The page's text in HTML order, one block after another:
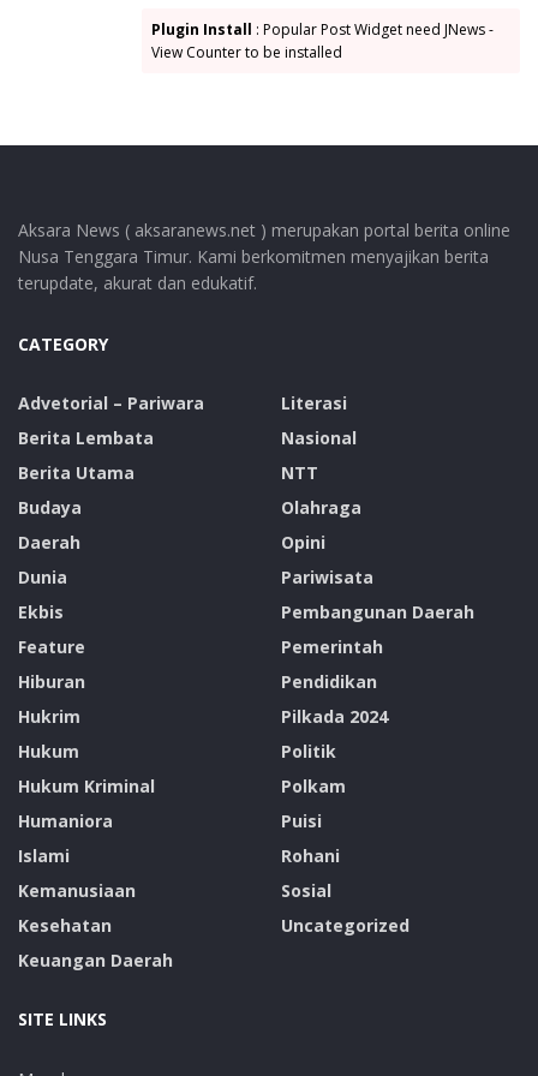
memastikan bahwa prinsip kehati – hatian harus
“Pendtribusian logistik akan dilakukan H-3 untuk
Selain itu, Putra Desa Kalikur Kecamatan Buyasuri
Kabupaten Lembata ini juga menyambangi
Pemilihan Umum (Panwaslu) Kecamataan Nagawutung
Plugin Install : Popular Post Widget need JNews -
View Counter to be installed
Aksara News ( aksaranews.net ) merupakan portal berita online
Nusa Tenggara Timur. Kami berkomitmen menyajikan berita
terupdate, akurat dan edukatif.
CATEGORY
Advetorial – Pariwara
Berita Lembata
Berita Utama
Budaya
Daerah
Dunia
Ekbis
Feature
Hiburan
Hukrim
Hukum
Hukum Kriminal
Humaniora
Islami
Kemanusiaan
Kesehatan
Keuangan Daerah
Literasi
Nasional
NTT
Olahraga
Opini
Pariwisata
Pembangunan Daerah
Pemerintah
Pendidikan
Pilkada 2024
Politik
Polkam
Puisi
Rohani
Sosial
Uncategorized
SITE LINKS